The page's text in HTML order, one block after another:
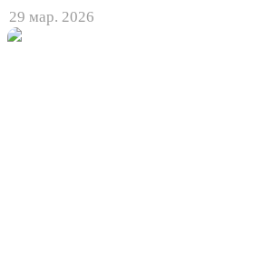
29 мар. 2026